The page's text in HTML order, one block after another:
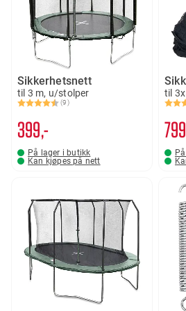
Sikkerhetsnett
til 3 m, u/stolper
Karakter:
(9)
4.2 av 5 mulige
399,-
På lager i butikk
Kan kjøpes på nett
til
4.5